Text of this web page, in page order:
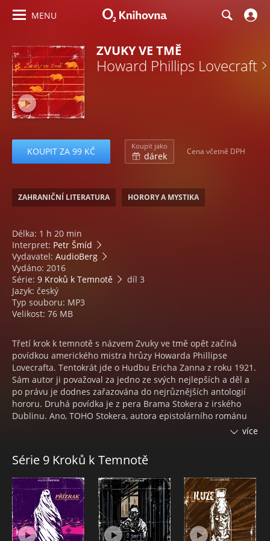
MENU
ZVUKY VE TMĚ
Howard Phillips Lovecraft
KOUPIT ZA 99 KČ Koupit jako
dárek Cena včetně DPH
ZAHRANIČNÍ LITERATURA HORORY A MYSTIKA
Délka: 1 h 20 min
Interpret: Petr Šmíd
Vydavatel: AudioBerg
Vydáno: 2016
Série: 9 Kroků k Temnotě
díl 3
Jazyk: český
Typ souboru: MP3
Velikost: 76 MB
Třetí krok k temnotě s názvem Zvuky ve tmě opět začíná
povídkou amerického mistra hrůzy Howarda Phillipse
Lovecrafta. Tentokrát jde o Hudbu Ericha Zanna z roku 1921.
Sám autor ji považoval za jedno ze svých nejlepších a děl a
po právu je dodnes zařazována do nejrůznějších antologií
hororu. Druhá povídka je z pera Brama Stokera z irského
Dublinu. Ano, TOHO Stokera, autora epistolárního románu
roku 1914 vyniká především hutnou atmosférou strachu.
Obě povídky čte Petr Šmíd a podkresluje je hudba Marka
Mrkvičky.
Obsah:
1. Hudba Ericha Zanna
2. Soudcův dům
více
Série 9 Kroků k Temnotě